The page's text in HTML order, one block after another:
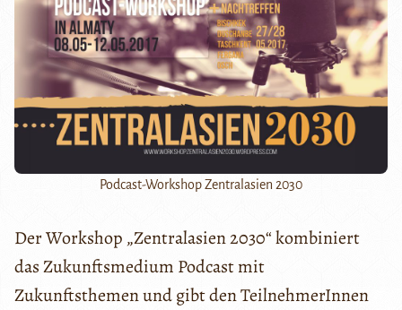
Podcast-Workshop Zentralasien 2030
Der Workshop „Zentralasien 2030“ kombiniert
das Zukunftsmedium Podcast mit
Zukunftsthemen und gibt den TeilnehmerInnen